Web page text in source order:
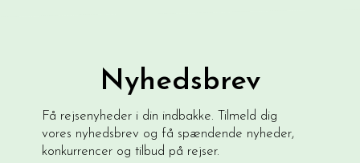
Nyhedsbrev
Få rejsenyheder i din indbakke. Tilmeld dig
vores nyhedsbrev og få spændende nyheder,
konkurrencer og tilbud på rejser.